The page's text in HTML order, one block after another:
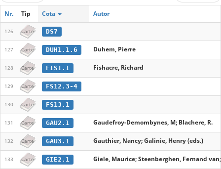
Nr. Tip Cota Autor
126 Carte DS7
127 Carte DUH1.1.6 Duhem, Pierre
128 Carte FIS1.1 Fishacre, Richard
129 Carte FS12.3-4
130 Carte FS13.1
131 Carte GAU2.1 Gaudefroy-Demombynes, M; Blachere, R.
132 Carte GAU3.1 Gauthier, Nancy; Galinie, Henry (eds.)
133 Carte GIE2.1 Giele, Maurice; Steenberghen, Fernand